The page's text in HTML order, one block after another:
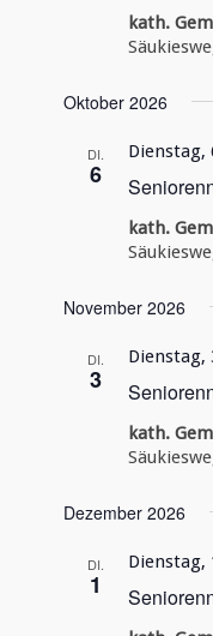
kath.
Oktober 2026
DI.
6
Dienstag,
kath.
November 2026
DI.
3
Dienstag,
kath.
Dezember 2026
DI.
1
Dienstag,